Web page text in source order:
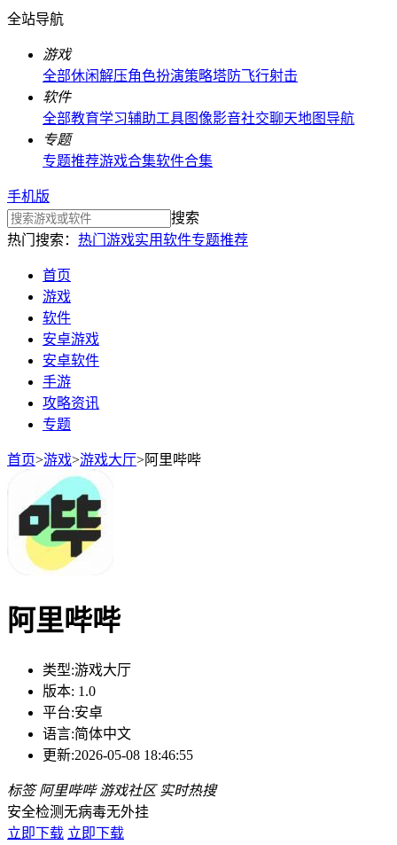
全站导航
游戏
全部休闲解压角色扮演策略塔防飞行射击
软件
全部教育学习辅助工具图像影音社交聊天地图导航
专题
专题推荐游戏合集软件合集
手机版
搜索
热门搜索： 热门游戏实用软件专题推荐
首页
游戏
软件
安卓游戏
安卓软件
手游
攻略资讯
专题
首页>游戏>游戏大厅>阿里哔哔
阿里哔哔
类型:游戏大厅
版本: 1.0
平台:安卓
语言:简体中文
更新:2026-05-08 18:46:55
标签 阿里哔哔 游戏社区 实时热搜
安全检测无病毒无外挂
立即下载 立即下载